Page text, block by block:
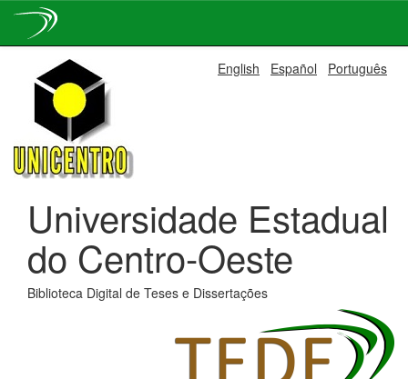
navigation
English Español Português
Universidade Estadual
do Centro-Oeste
Biblioteca Digital de Teses e Dissertações